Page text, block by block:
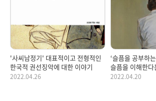
'사씨남정기' 대표적이고 전형적인
한국적 권선징악에 대한 이야기
2022.04.26
‘슬픔을 공부하
슬픔을 이해한
2022.04.20